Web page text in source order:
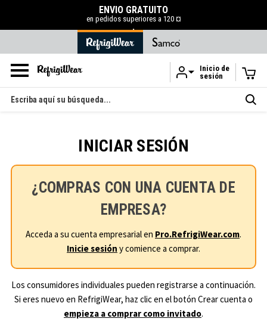
Ir al contenido principal
ENVÍO GRATUITO
en pedidos superiores a 120 ¤
.
Inicio de
sesión
Buscar
en
INICIAR SESIÓN
¿COMPRAS CON UNA CUENTA DE
EMPRESA?
Acceda a su cuenta empresarial en Pro.RefrigiWear.com.
Inicie sesión y comience a comprar.
Los consumidores individuales pueden registrarse a continuación.
Si eres nuevo en RefrigiWear, haz clic en el botón Crear cuenta o
empieza a comprar como invitado.